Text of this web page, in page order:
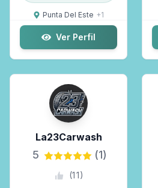
Punta Del Este +1
Ver Perfil
La23Carwash
5 (1)
(11)